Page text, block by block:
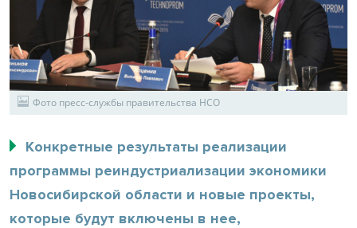
Фото пресс-службы правительства НСО
Конкретные результаты реализации
программы реиндустриализации экономики
Новосибирской области и новые проекты,
которые будут включены в нее,